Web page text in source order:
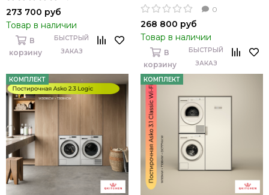
273 700 руб
Товар в наличии
В
корзину
БЫСТРЫЙ
ЗАКАЗ
0
268 800 руб
Товар в наличии
В
корзину
БЫСТРЫЙ
ЗАКАЗ
КОМПЛЕКТ КОМПЛЕКТ